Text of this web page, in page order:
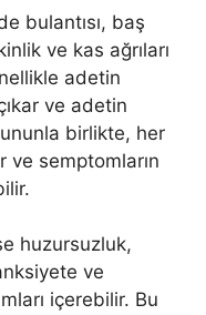
bulantısı, baş
ve kas ağrıları
adetin
ve adetin
birlikte, her
ve semptomların
huzursuzluk,
ve
içerebilir. Bu